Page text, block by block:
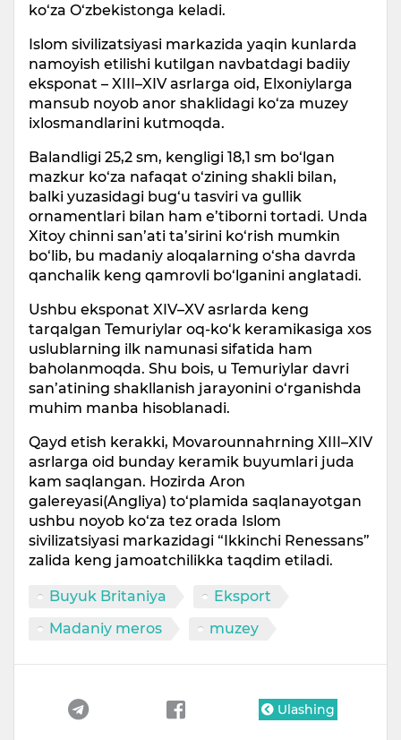
ko‘za O‘zbekistonga keladi.
Islom sivilizatsiyasi markazida yaqin kunlarda
namoyish etilishi kutilgan navbatdagi badiiy
eksponat – XIII–XIV asrlarga oid, Elxoniylarga
mansub noyob anor shaklidagi ko‘za muzey
ixlosmandlarini kutmoqda.
Balandligi 25,2 sm, kengligi 18,1 sm bo‘lgan
mazkur ko‘za nafaqat o‘zining shakli bilan,
balki yuzasidagi bug‘u tasviri va gullik
ornamentlari bilan ham e’tiborni tortadi. Unda
Xitoy chinni san’ati ta’sirini ko‘rish mumkin
bo‘lib, bu madaniy aloqalarning o‘sha davrda
qanchalik keng qamrovli bo‘lganini anglatadi.
Ushbu eksponat XIV–XV asrlarda keng
tarqalgan Temuriylar oq-ko‘k keramikasiga xos
uslublarning ilk namunasi sifatida ham
baholanmoqda. Shu bois, u Temuriylar davri
san’atining shakllanish jarayonini o‘rganishda
muhim manba hisoblanadi.
Qayd etish kerakki, Movarounnahrning XIII–XIV
asrlarga oid bunday keramik buyumlari juda
kam saqlangan. Hozirda Aron
galereyasi(Angliya) to‘plamida saqlanayotgan
ushbu noyob ko‘za tez orada Islom
sivilizatsiyasi markazidagi “Ikkinchi Renessans”
zalida keng jamoatchilikka taqdim etiladi.
Buyuk Britaniya
Eksport
Madaniy meros
muzey
Ulashing